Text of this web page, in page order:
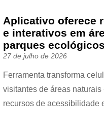
Aplicativo oferece
e interativos em
parques ecológicos
27 de julho de 2026
Ferramenta transforma
visitantes de áreas
recursos de acessibilidade